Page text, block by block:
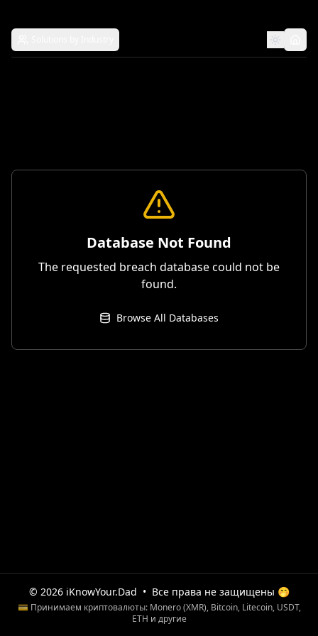
Database Not Found
The requested breach database could not be
found.
Browse All Databases
© 2026 iKnowYour.Dad • Все права не защищены 🤭
💳 Принимаем криптовалюты: Monero (XMR), Bitcoin, Litecoin, USDT,
ETH и другие